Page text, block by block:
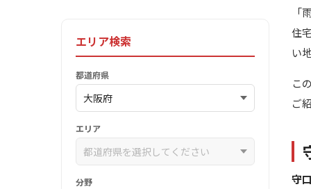
住
い
こ
ご
守
エリア検索
都道府県
エリア
分野